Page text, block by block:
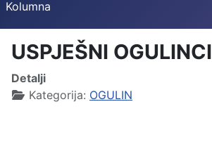
Kolumna
USPJEŠNI OGULINCI
Detalji
Kategorija: OGULIN